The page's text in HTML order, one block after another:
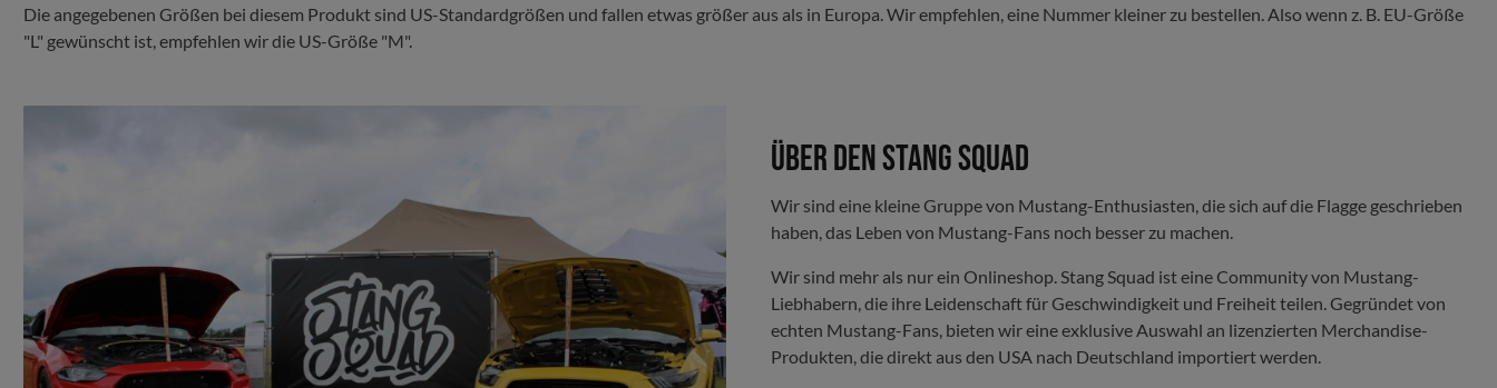
Die angegebenen Größen bei diesem Produkt sind US-Standardgrößen und fallen etwas größer aus als in Europa. Wir empfehlen, eine Nummer kleiner zu bestellen. Also wenn z. B. EU-Größe
"L" gewünscht ist, empfehlen wir die US-Größe "M".
Über den Stang Squad
Wir sind eine kleine Gruppe von Mustang-Enthusiasten, die sich auf die Flagge geschrieben
haben, das Leben von Mustang-Fans noch besser zu machen.
Wir sind mehr als nur ein Onlineshop. Stang Squad ist eine Community von Mustang-
Liebhabern, die ihre Leidenschaft für Geschwindigkeit und Freiheit teilen. Gegründet von
echten Mustang-Fans, bieten wir eine exklusive Auswahl an lizenzierten Merchandise-
Produkten, die direkt aus den USA nach Deutschland importiert werden.